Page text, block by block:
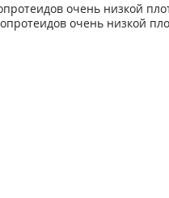
очень низкой
очень низкой